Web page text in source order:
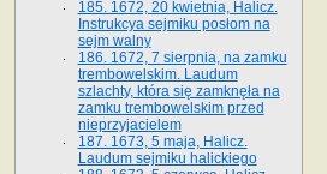
185. 1672, 20 kwietnia, Halicz.
Instrukcya sejmiku posłom na
sejm walny
186. 1672, 7 sierpnia, na zamku
trembowelskim. Laudum
szlachty, która się zamknęła na
zamku trembowelskim przed
nieprzyjacielem
187. 1673, 5 maja, Halicz.
Laudum sejmiku halickiego